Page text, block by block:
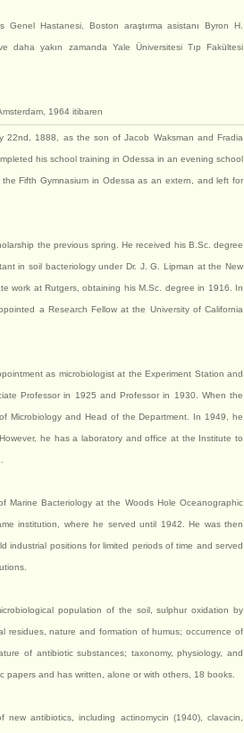
Hastanesi, Boston araştırma asistanı Byron H.
daha yakın zamanda Yale Üniversitesi Tıp Fakültesi
1964 itibaren
22nd, 1888, as the son of Jacob Waksman and Fradia
his school training in Odessa in an evening school
Fifth Gymnasium in Odessa as an extern, and left for
the previous spring. He received his B.Sc. degree
in soil bacteriology under Dr. J. G. Lipman at the New
work at Rutgers, obtaining his M.Sc. degree in 1916. In
a Research Fellow at the University of California
as microbiologist at the Experiment Station and
Professor in 1925 and Professor in 1930. When the
Microbiology and Head of the Department. In 1949, he
he has a laboratory and office at the Institute to
Marine Bacteriology at the Woods Hole Oceanographic
institution, where he served until 1942. He was then
industrial positions for limited periods of time and served
population of the soil, sulphur oxidation by
residues, nature and formation of humus; occurrence of
of antibiotic substances; taxonomy, physiology, and
and has written, alone or with others, 18 books.
antibiotics, including actinomycin (1940), clavacin,